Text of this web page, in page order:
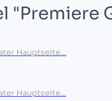
"Premiere
Hauptseite...
Hauptseite...